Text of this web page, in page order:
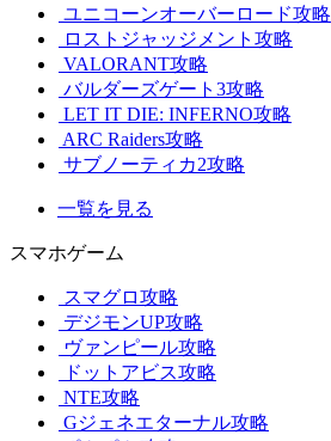
ユニコーンオーバーロード攻略
ロストジャッジメント攻略
VALORANT攻略
バルダーズゲート3攻略
LET IT DIE: INFERNO攻略
ARC Raiders攻略
サブノーティカ2攻略
一覧を見る
スマホゲーム
スマグロ攻略
デジモンUP攻略
ヴァンピール攻略
ドットアビス攻略
NTE攻略
Gジェネエターナル攻略